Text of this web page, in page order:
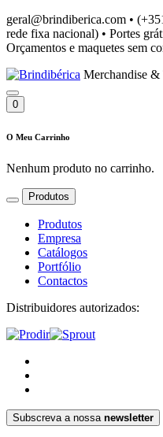
geral@brindiberica.com •
rede fixa nacional) • Portes
Orçamentos e maquetes sem
Merchandise &
0
O Meu Carrinho
Nenhum produto no carrinho.
Produtos
Produtos
Empresa
Catálogos
Portfólio
Contactos
Distribuidores autorizados:
Subscreva a nossa newsletter